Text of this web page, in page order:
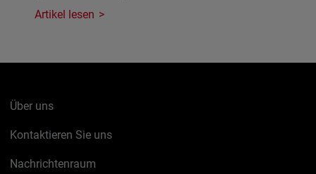
Artikel lesen
Über uns
Kontaktieren Sie uns
Nachrichtenraum